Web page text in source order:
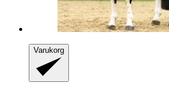
Varukorg